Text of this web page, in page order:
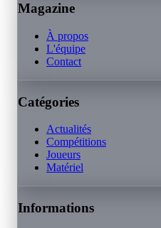
Magazine
À propos
L'équipe
Contact
Catégories
Actualités
Compétitions
Joueurs
Matériel
Informations